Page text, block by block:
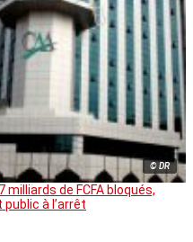
© DR
milliards de FCFA bloqués,
à l’arrêt